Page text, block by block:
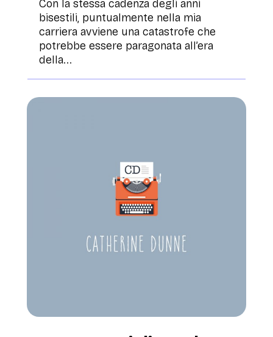
Con la stessa cadenza degli anni
bisestili, puntualmente nella mia
carriera avviene una catastrofe che
potrebbe essere paragonata all’era
della...